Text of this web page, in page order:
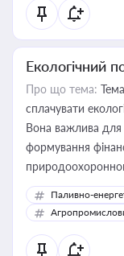
Екологічний
Про що тема:
сплачувати
Вона важлива для
формування
Паливно-